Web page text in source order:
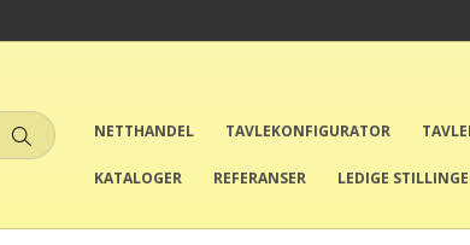
NETTHANDEL TAVLEKONFIGURATOR
KATALOGER REFERANSER LEDIGE